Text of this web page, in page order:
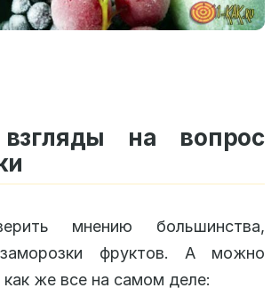
на вопрос
мнению большинства,
заморозки фруктов. А можно
как же все на самом деле: